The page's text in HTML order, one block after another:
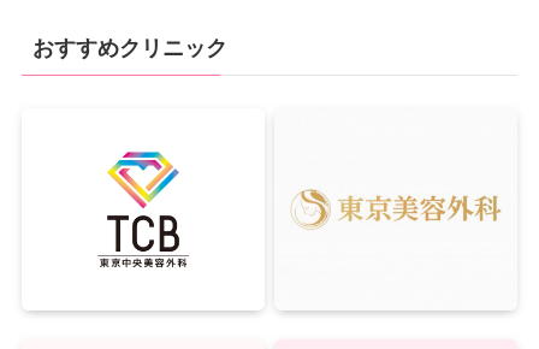
おすすめクリニック